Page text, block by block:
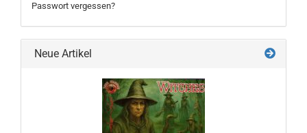
Passwort vergessen?
Neue Artikel